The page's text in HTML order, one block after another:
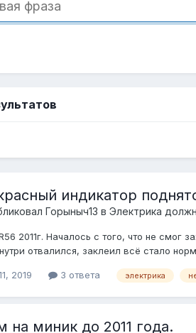
индикатор
Горыныч13 в Электрика
2011г. Началось с того, что не смог
отвалился, заклеил всё стало
2019 3 ответа электрика
на миник до 2011 года.